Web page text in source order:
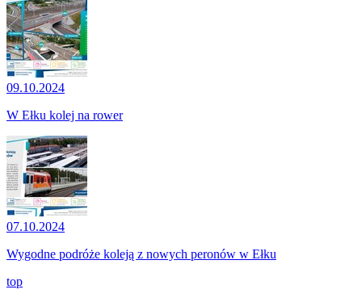
09.10.2024
W Ełku kolej na rower
07.10.2024
Wygodne podróże koleją z nowych peronów w Ełku
top